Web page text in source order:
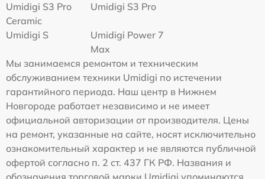
Umidigi S3 Pro
Ceramic
Umidigi S3 Pro
Umidigi S
Umidigi Power 7
Max
Мы занимаемся ремонтом и техническим
обслуживанием техники Umidigi по истечении
гарантийного периода. Наш центр в Нижнем
Новгороде работает независимо и не имеет
официальной авторизации от производителя. Цены
на ремонт, указанные на сайте, носят исключительно
ознакомительный характер и не являются публичной
офертой согласно п. 2 ст. 437 ГК РФ. Названия и